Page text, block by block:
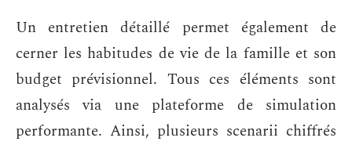
Un entretien détaillé permet également de
cerner les habitudes de vie de la famille et son
budget prévisionnel. Tous ces éléments sont
analysés via une plateforme de simulation
performante. Ainsi, plusieurs scenarii chiffrés